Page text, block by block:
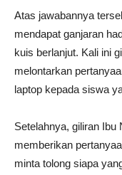
Atas jawabannya
mendapat ganjaran
kuis berlanjut. Kali ini
melontarkan
laptop kepada siswa
Setelahnya, giliran
memberikan
minta tolong siapa